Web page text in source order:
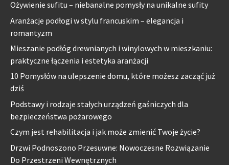
Ożywienie sufitu – niebanalne pomysły na unikalne sufity
Aranżacje podłogi w stylu francuskim – elegancja i
romantyzm
Mieszanie podłóg drewnianych i winylowych w mieszkaniu:
praktyczne łączenia i estetyka aranżacji
10 Pomysłów na ulepszenie domu, które możesz zacząć już
dziś
Podstawy i rodzaje stałych urządzeń gaśniczych dla
bezpieczeństwa pożarowego
Czym jest rehabilitacja i jak może zmienić Twoje życie?
Drzwi Podnoszono Przesuwne: Nowoczesne Rozwiązanie
Do Przestrzeni Wewnętrznych